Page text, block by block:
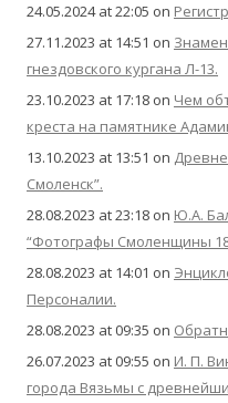
24.05.2024 at 22:05 on
27.11.2023 at 14:51 on
гнездовского кургана Л-13.
23.10.2023 at 17:18 on Чем
креста на памятнике
13.10.2023 at 13:51 on
Смоленск”.
28.08.2023 at 23:18 on Ю.А.
“Фотографы Смоленщины
28.08.2023 at 14:01 on
Персоналии.
28.08.2023 at 09:35 on
26.07.2023 at 09:55 on И. П.
города Вязьмы с